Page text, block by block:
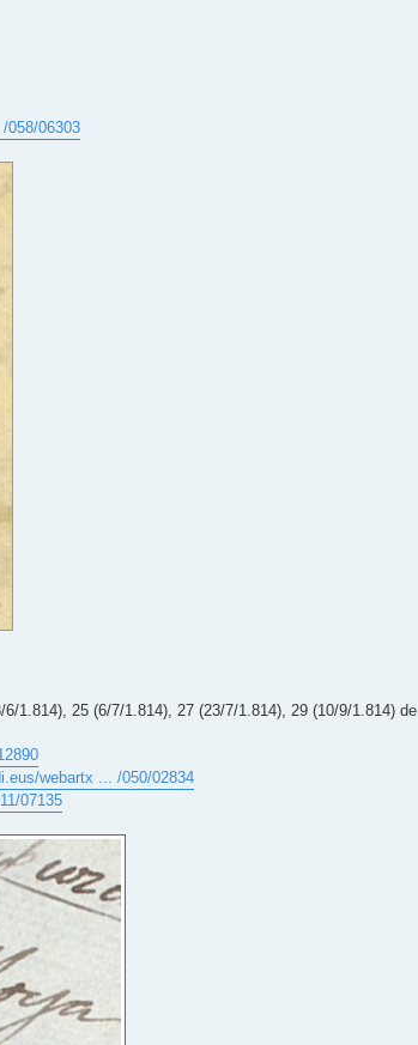
058/06303
1.814), 25 (6/7/1.814), 27 (23/7/1.814), 29 (10/9/1.814) de
webartx ... /050/02834
07135